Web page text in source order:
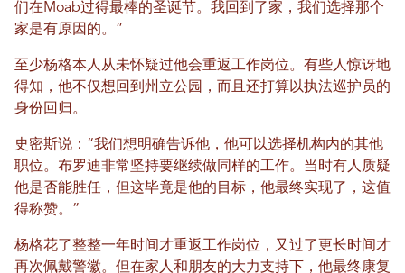
们在Moab过得最棒的圣诞节。我回到了家，我们选择那个
家是有原因的。”
至少杨格本人从未怀疑过他会重返工作岗位。有些人惊讶地
得知，他不仅想回到州立公园，而且还打算以执法巡护员的
身份回归。
史密斯说：“我们想明确告诉他，他可以选择机构内的其他
职位。布罗迪非常坚持要继续做同样的工作。当时有人质疑
他是否能胜任，但这毕竟是他的目标，他最终实现了，这值
得称赞。”
杨格花了整整一年时间才重返工作岗位，又过了更长时间才
再次佩戴警徽。但在家人和朋友的大力支持下，他最终康复